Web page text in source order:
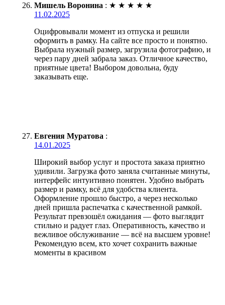
Мишель Воронина : ★ ★ ★ ★ ★
11.02.2025
Оцифровывали момент из отпуска и решили
оформить в рамку. На сайте все просто и понятно.
Выбрала нужный размер, загрузила фотографию, и
через пару дней забрала заказ. Отличное качество,
приятные цвета! Выбором довольна, буду
заказывать еще.
Евгения Муратова :
14.01.2025
Широкий выбор услуг и простота заказа приятно
удивили. Загрузка фото заняла считанные минуты,
интерфейс интуитивно понятен. Удобно выбрать
размер и рамку, всё для удобства клиента.
Оформление прошло быстро, а через несколько
дней пришла распечатка с качественной рамкой.
Результат превзошёл ожидания — фото выглядит
стильно и радует глаз. Оперативность, качество и
вежливое обслуживание — всё на высшем уровне!
Рекомендую всем, кто хочет сохранить важные
моменты в красивом